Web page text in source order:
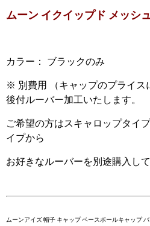
ムーン イクイップド メッシ
カラー： ブラックのみ
※ 別費用 （キャップのプライス
後付ルーバー加工いたします。
ご希望の方はスキャロップタイ
イプから
お好きなルーバーを別途購入して
ムーンアイズ 帽子 キャップ ベースボールキャップ